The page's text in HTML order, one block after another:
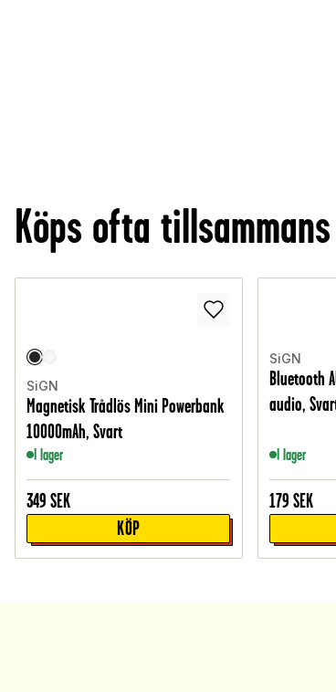
Köps ofta
SiGN
Magnetisk Trådlös Mini Powerbank
10000mAh, Svart
I lager
349 SEK
KÖP
SiGN
Bluetooth
audio,
I lager
179 SEK